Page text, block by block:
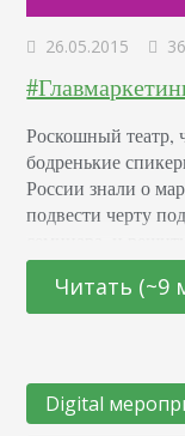
26.05.2015
Роскошный театр,
бодренькие
России знали о
подвести черту
знания. Сначала
стандартных
пафосных
Читать (~9
Digital